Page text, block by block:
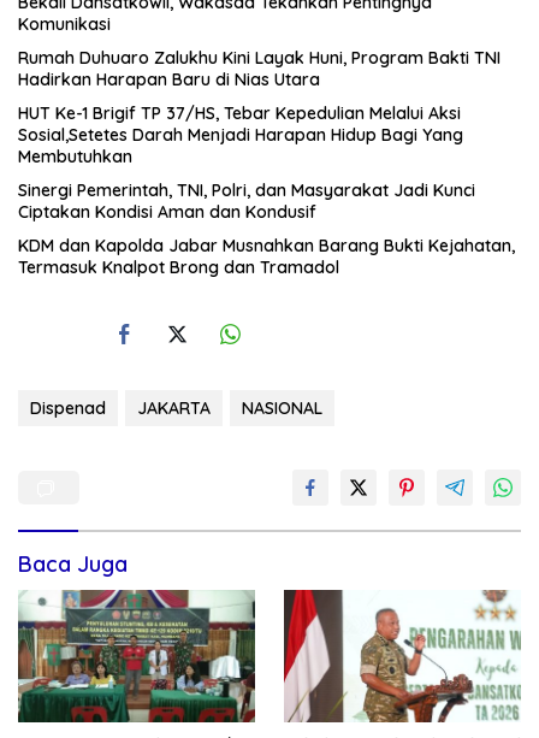
Komunikasi
Rumah Duhuaro Zalukhu Kini Layak Huni, Program Bakti TNI
Hadirkan Harapan Baru di Nias Utara
HUT Ke-1 Brigif TP 37/HS, Tebar Kepedulian Melalui Aksi
Sosial,Setetes Darah Menjadi Harapan Hidup Bagi Yang
Membutuhkan
Sinergi Pemerintah, TNI, Polri, dan Masyarakat Jadi Kunci
Ciptakan Kondisi Aman dan Kondusif
KDM dan Kapolda Jabar Musnahkan Barang Bukti Kejahatan,
Termasuk Knalpot Brong dan Tramadol
Dispenad JAKARTA NASIONAL
Baca Juga